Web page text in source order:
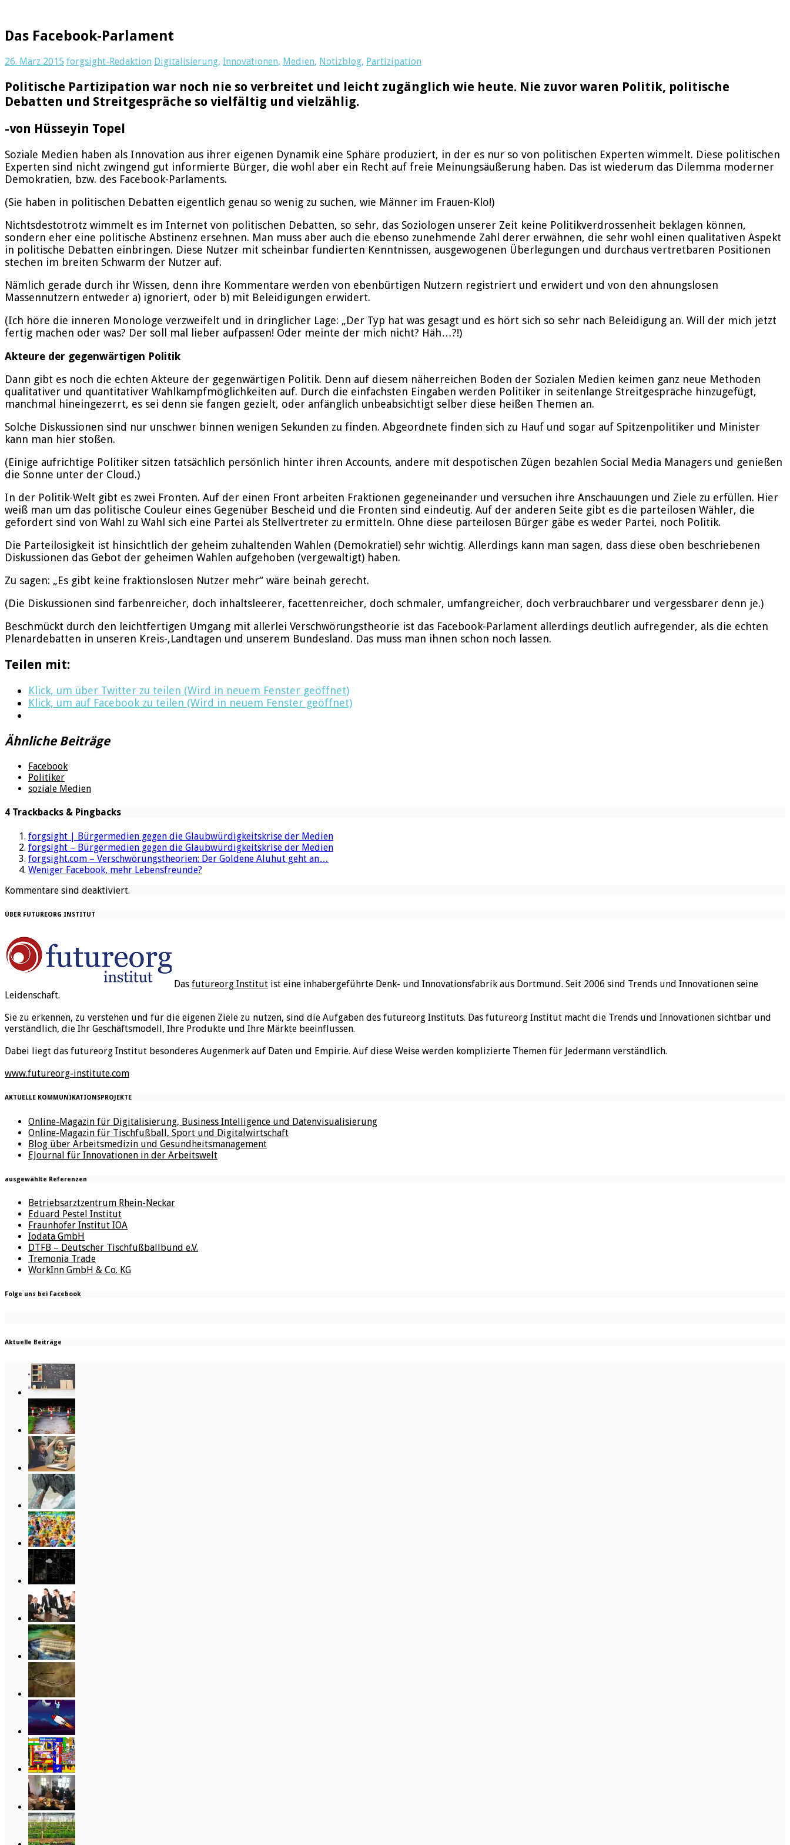
Das Facebook-Parlament
26. März 2015 forgsight-Redaktion Digitalisierung, Innovationen, Medien, Notizblog, Partizipation
Politische Partizipation war noch nie so verbreitet und leicht zugänglich wie heute. Nie zuvor waren Politik, politische
Debatten und Streitgespräche so vielfältig und vielzählig.
-von Hüsseyin Topel
Soziale Medien haben als Innovation aus ihrer eigenen Dynamik eine Sphäre produziert, in der es nur so von politischen Experten wimmelt. Diese politischen
Experten sind nicht zwingend gut informierte Bürger, die wohl aber ein Recht auf freie Meinungsäußerung haben. Das ist wiederum das Dilemma moderner
Demokratien, bzw. des Facebook-Parlaments.
(Sie haben in politischen Debatten eigentlich genau so wenig zu suchen, wie Männer im Frauen-Klo!)
Nichtsdestotrotz wimmelt es im Internet von politischen Debatten, so sehr, das Soziologen unserer Zeit keine Politikverdrossenheit beklagen können,
sondern eher eine politische Abstinenz ersehnen. Man muss aber auch die ebenso zunehmende Zahl derer erwähnen, die sehr wohl einen qualitativen Aspekt
in politische Debatten einbringen. Diese Nutzer mit scheinbar fundierten Kenntnissen, ausgewogenen Überlegungen und durchaus vertretbaren Positionen
stechen im breiten Schwarm der Nutzer auf.
Nämlich gerade durch ihr Wissen, denn ihre Kommentare werden von ebenbürtigen Nutzern registriert und erwidert und von den ahnungslosen
Massennutzern entweder a) ignoriert, oder b) mit Beleidigungen erwidert.
(Ich höre die inneren Monologe verzweifelt und in dringlicher Lage: „Der Typ hat was gesagt und es hört sich so sehr nach Beleidigung an. Will der mich jetzt
fertig machen oder was? Der soll mal lieber aufpassen! Oder meinte der mich nicht? Häh…?!)
Akteure der gegenwärtigen Politik
Dann gibt es noch die echten Akteure der gegenwärtigen Politik. Denn auf diesem näherreichen Boden der Sozialen Medien keimen ganz neue Methoden
qualitativer und quantitativer Wahlkampfmöglichkeiten auf. Durch die einfachsten Eingaben werden Politiker in seitenlange Streitgespräche hinzugefügt,
manchmal hineingezerrt, es sei denn sie fangen gezielt, oder anfänglich unbeabsichtigt selber diese heißen Themen an.
Solche Diskussionen sind nur unschwer binnen wenigen Sekunden zu finden. Abgeordnete finden sich zu Hauf und sogar auf Spitzenpolitiker und Minister
kann man hier stoßen.
(Einige aufrichtige Politiker sitzen tatsächlich persönlich hinter ihren Accounts, andere mit despotischen Zügen bezahlen Social Media Managers und genießen
die Sonne unter der Cloud.)
In der Politik-Welt gibt es zwei Fronten. Auf der einen Front arbeiten Fraktionen gegeneinander und versuchen ihre Anschauungen und Ziele zu erfüllen. Hier
weiß man um das politische Couleur eines Gegenüber Bescheid und die Fronten sind eindeutig. Auf der anderen Seite gibt es die parteilosen Wähler, die
gefordert sind von Wahl zu Wahl sich eine Partei als Stellvertreter zu ermitteln. Ohne diese parteilosen Bürger gäbe es weder Partei, noch Politik.
Die Parteilosigkeit ist hinsichtlich der geheim zuhaltenden Wahlen (Demokratie!) sehr wichtig. Allerdings kann man sagen, dass diese oben beschriebenen
Diskussionen das Gebot der geheimen Wahlen aufgehoben (vergewaltigt) haben.
Zu sagen: „Es gibt keine fraktionslosen Nutzer mehr“ wäre beinah gerecht.
(Die Diskussionen sind farbenreicher, doch inhaltsleerer, facettenreicher, doch schmaler, umfangreicher, doch verbrauchbarer und vergessbarer denn je.)
Beschmückt durch den leichtfertigen Umgang mit allerlei Verschwörungstheorie ist das Facebook-Parlament allerdings deutlich aufregender, als die echten
Plenardebatten in unseren Kreis-,Landtagen und unserem Bundesland. Das muss man ihnen schon noch lassen.
Teilen mit:
Klick, um über Twitter zu teilen (Wird in neuem Fenster geöffnet)
Klick, um auf Facebook zu teilen (Wird in neuem Fenster geöffnet)
Ähnliche Beiträge
Facebook
Politiker
soziale Medien
4 Trackbacks & Pingbacks
forgsight | Bürgermedien gegen die Glaubwürdigkeitskrise der Medien
forgsight – Bürgermedien gegen die Glaubwürdigkeitskrise der Medien
forgsight.com – Verschwörungstheorien: Der Goldene Aluhut geht an…
Weniger Facebook, mehr Lebensfreunde?
Kommentare sind deaktiviert.
ÜBER FUTUREORG INSTITUT
Das futureorg Institut ist eine inhabergeführte Denk- und Innovationsfabrik aus Dortmund. Seit 2006 sind Trends und Innovationen seine
Leidenschaft.
Sie zu erkennen, zu verstehen und für die eigenen Ziele zu nutzen, sind die Aufgaben des futureorg Instituts. Das futureorg Institut macht die Trends und Innovationen sichtbar und
verständlich, die Ihr Geschäftsmodell, Ihre Produkte und Ihre Märkte beeinflussen.
Dabei liegt das futureorg Institut besonderes Augenmerk auf Daten und Empirie. Auf diese Weise werden komplizierte Themen für Jedermann verständlich.
www.futureorg-institute.com
AKTUELLE KOMMUNIKATIONSPROJEKTE
Online-Magazin für Digitalisierung, Business Intelligence und Datenvisualisierung
Online-Magazin für Tischfußball, Sport und Digitalwirtschaft
Blog über Arbeitsmedizin und Gesundheitsmanagement
EJournal für Innovationen in der Arbeitswelt
ausgewählte Referenzen
Betriebsarztzentrum Rhein-Neckar
Eduard Pestel Institut
Fraunhofer Institut IOA
Iodata GmbH
DTFB – Deutscher Tischfußballbund e.V.
Tremonia Trade
WorkInn GmbH & Co. KG
Folge uns bei Facebook
Aktuelle Beiträge